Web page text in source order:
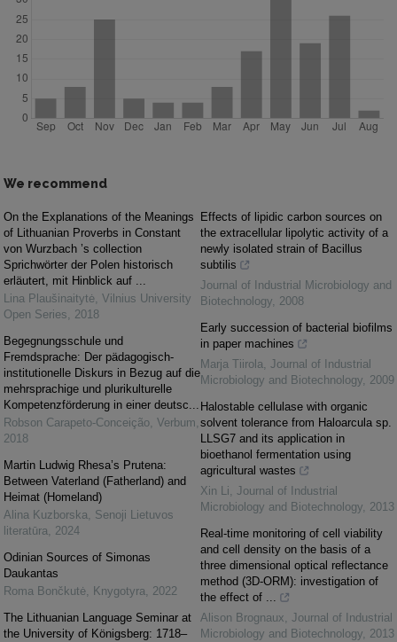
We recommend
On the Explanations of the Meanings
of Lithuanian Proverbs in Constant
von Wurzbach ’s collection
Sprichwörter der Polen historisch
erläutert, mit Hinblick auf ...
Lina Plaušinaitytė, Vilnius University
Open Series, 2018
Begegnungsschule und
Fremdsprache: Der pädagogisch-
institutionelle Diskurs in Bezug auf die
mehrsprachige und plurikulturelle
Kompetenzförderung in einer deutsc...
Robson Carapeto-Conceição, Verbum,
2018
Martin Ludwig Rhesa’s Prutena:
Between Vaterland (Fatherland) and
Heimat (Homeland)
Alina Kuzborska, Senoji Lietuvos
literatūra, 2024
Odinian Sources of Simonas
Daukantas
Roma Bončkutė, Knygotyra, 2022
The Lithuanian Language Seminar at
the University of Königsberg: 1718–
Effects of lipidic carbon sources on
the extracellular lipolytic activity of a
newly isolated strain of Bacillus
subtilis
Journal of Industrial Microbiology and
Biotechnology, 2008
Early succession of bacterial biofilms
in paper machines
Marja Tiirola, Journal of Industrial
Microbiology and Biotechnology, 2009
Halostable cellulase with organic
solvent tolerance from Haloarcula sp.
LLSG7 and its application in
bioethanol fermentation using
agricultural wastes
Xin Li, Journal of Industrial
Microbiology and Biotechnology, 2013
Real-time monitoring of cell viability
and cell density on the basis of a
three dimensional optical reflectance
method (3D-ORM): investigation of
the effect of ...
Alison Brognaux, Journal of Industrial
Microbiology and Biotechnology, 2013